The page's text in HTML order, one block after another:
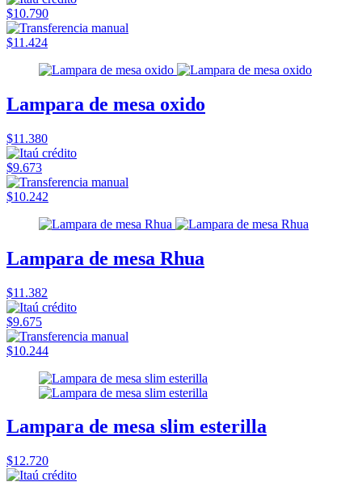
$10.790
$11.424
Lampara de mesa oxido
$11.380
$9.673
$10.242
Lampara de mesa Rhua
$11.382
$9.675
$10.244
Lampara de mesa slim esterilla
$12.720